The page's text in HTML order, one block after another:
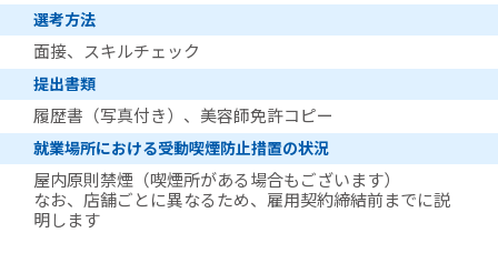
選考方法
面接、スキルチェック
提出書類
履歴書（写真付き）、美容師免許コピー
就業場所における受動喫煙防止措置の状況
屋内原則禁煙（喫煙所がある場合もございます）
なお、店舗ごとに異なるため、雇用契約締結前までに説
明します